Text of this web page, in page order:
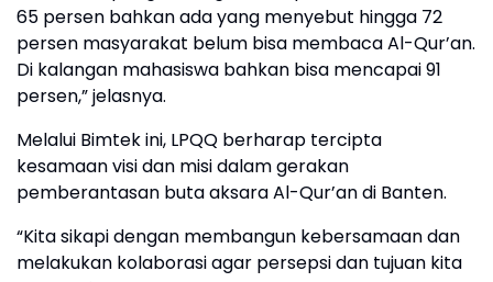
65 persen bahkan ada yang menyebut hingga 72
persen masyarakat belum bisa membaca Al-Qur’an.
Di kalangan mahasiswa bahkan bisa mencapai 91
persen,” jelasnya.
Melalui Bimtek ini, LPQQ berharap tercipta
kesamaan visi dan misi dalam gerakan
pemberantasan buta aksara Al-Qur’an di Banten.
“Kita sikapi dengan membangun kebersamaan dan
melakukan kolaborasi agar persepsi dan tujuan kita